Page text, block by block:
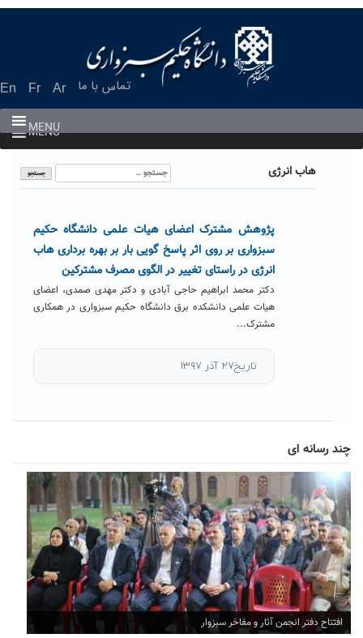
En Fr Ar تماس با ما
MENU
MENU
هاب انرژی
جستجو
برای:
پژوهش مشترک اعضای هیات علمی دانشگاه حکیم
سبزواری بر روی اثر پاسخ گویی بار بر بهره برداری هاب
انرژی در راستای تغییر در الگوی مصرف مشترکین
دکتر محمد ابراهیم حاجی آبادی و دکتر مهدی صمدی، اعضای
هیات علمی دانشکده برق دانشگاه حکیم سبزواری در همکاری
مشترک...
تاریخ۲۷ آذر ۱۳۹۷
چند رسانه ای
افتتاح دفتر انجمن آثار و مفاخر سبزوار